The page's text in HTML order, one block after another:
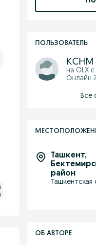
ПОЛЬЗОВАТЕЛЬ
KCHM
на OLX с
Онлайн
Все
Ташкент,
район
Ташкентская
ОБ АВТОРЕ